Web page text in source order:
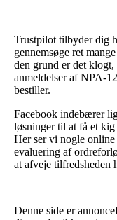
Trustpilot tilbyder dig
gennemsøge ret
den grund er det
anmeldelser af NPA-
bestiller.
Facebook indebærer
løsninger til at få et
Her ser vi nogle
evaluering af
at afveje tilfredsheden
Denne side er